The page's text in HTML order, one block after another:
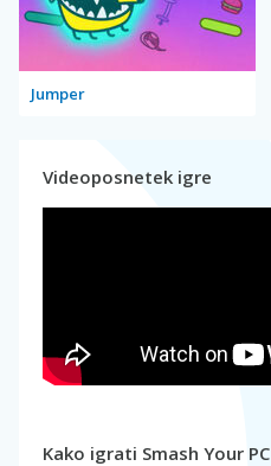
Jumper
Videoposnetek igre
Kako igrati Smash Your PC